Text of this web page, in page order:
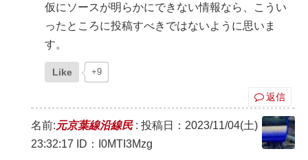
仮にソースが明らかにできない情報なら、こうい
ったところに投稿すべきではないように思いま
す。
Like +9
返信
名前:元京葉線沿線民: 投稿日：2023/11/04(土)
23:32:17
ID：I0MTI3Mzg